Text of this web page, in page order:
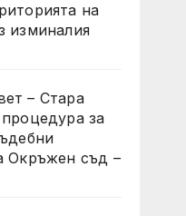
на
изминалия
– Стара
за
Окръжен съд –